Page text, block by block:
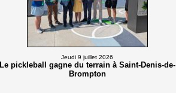
Jeudi 9 juillet 2026
Le pickleball gagne du terrain à Saint-Denis-de-
Brompton